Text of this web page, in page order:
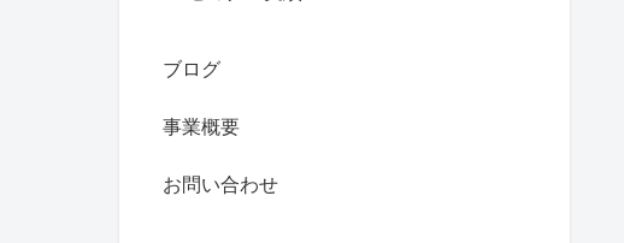
ブログ
事業概要
お問い合わせ